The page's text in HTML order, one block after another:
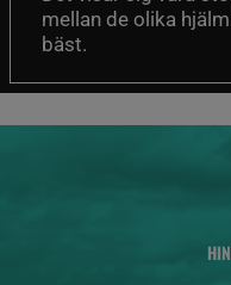
mellan de olika
bäst.